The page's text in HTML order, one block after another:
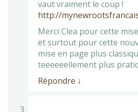
vaut vraiment le coup !
http://
Merci Clea pour cette
et surtout pour cette
mise en page plus
teeeeeellement plus
Répondre ↓